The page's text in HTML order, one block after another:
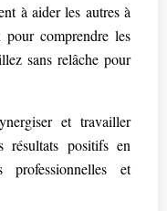
à aider les autres à
comprendre les
sans relâche pour
et travailler
résultats positifs en
professionnelles et